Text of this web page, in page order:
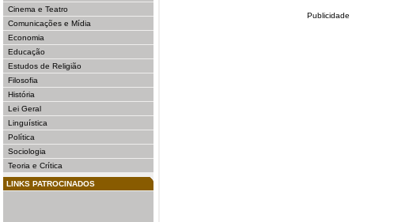
Cinema e Teatro
Comunicações e Mídia
Economia
Educação
Estudos de Religião
Filosofia
História
Lei Geral
Linguística
Política
Sociologia
Teoria e Crítica
LINKS PATROCINADOS
Publicidade